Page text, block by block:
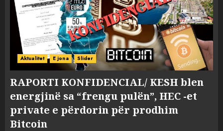
Aktualitet E jona Slider
RAPORTI KONFIDENCIAL/ KESH blen
energjinë sa “frengu pulën”, HEC -et
private e përdorin për prodhim
Bitcoin